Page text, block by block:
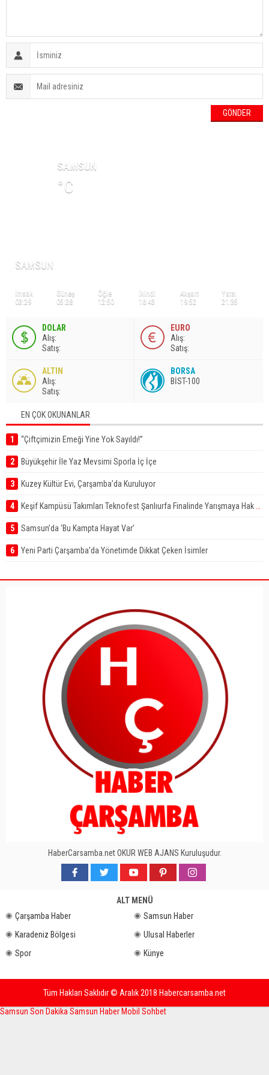
SAMSUN
°C
SAMSUN
İmsak
03:29
Güneş
05:28
Öğle
12:50
İkindi
16:43
Akşam
19:52
Yatsı
21:35
DOLAR
A lış:
Satış:
EURO
A lış:
Satış:
ALTIN
A lış:
Satış:
BORSA
BİST-100
EN ÇOK OKUNANLAR
1 “Çiftçimizin Emeği Yine Yok Sayıldı!”
2 Büyükşehir İle Yaz Mevsimi Sporla İç İçe
3 Kuzey Kültür Evi, Çarşamba’da Kuruluyor
4 Keşif Kampüsü Takımları Teknofest Şanlıurfa Finalinde Yarışmaya Hak Kazandı
5 Samsun’da ‘Bu Kampta Hayat Var’
6 Yeni Parti Çarşamba’da Yönetimde Dikkat Çeken İsimler
HaberCarsamba.net OKUR WEB AJANS Kuruluşudur.
ALT MENÜ
Çarşamba Haber
Samsun Haber
Karadeniz Bölgesi
Ulusal Haberler
Spor
Künye
Tüm Hakları Saklıdır © Aralık 2018 Habercarsamba.net
Samsun Son Dakika Samsun Haber Mobil Sohbet